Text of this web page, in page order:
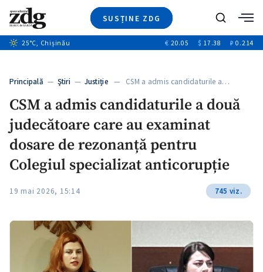
SUSȚINE ZDG
Ştiri
+12
Video
Special
Blog
Caută
25°C, Chișinău € 20.05 $ 17.38 ₽ 0.214
Principală — Ştiri — Justiție— CSM a admis candidaturile a…
CSM a admis candidaturile a două
judecătoare care au examinat
dosare de rezonanță pentru
Colegiul specializat anticorupție
19 mai 2026, 15:14 745 viz.